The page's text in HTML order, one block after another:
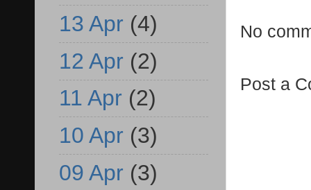
No
Post a
13 Apr (4)
12 Apr (2)
11 Apr (2)
10 Apr (3)
09 Apr (3)